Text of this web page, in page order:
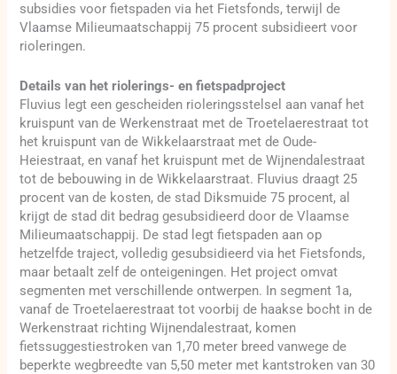
subsidies voor fietspaden via het Fietsfonds, terwijl de
Vlaamse Milieumaatschappij 75 procent subsidieert voor
rioleringen.
Details van het riolerings- en fietspadproject
Fluvius legt een gescheiden rioleringsstelsel aan vanaf het
kruispunt van de Werkenstraat met de Troetelaerestraat tot
het kruispunt van de Wikkelaarstraat met de Oude-
Heiestraat, en vanaf het kruispunt met de Wijnendalestraat
tot de bebouwing in de Wikkelaarstraat. Fluvius draagt 25
procent van de kosten, de stad Diksmuide 75 procent, al
krijgt de stad dit bedrag gesubsidieerd door de Vlaamse
Milieumaatschappij. De stad legt fietspaden aan op
hetzelfde traject, volledig gesubsidieerd via het Fietsfonds,
maar betaalt zelf de onteigeningen. Het project omvat
segmenten met verschillende ontwerpen. In segment 1a,
vanaf de Troetelaerestraat tot voorbij de haakse bocht in de
Werkenstraat richting Wijnendalestraat, komen
fietssuggestiestroken van 1,70 meter breed vanwege de
beperkte wegbreedte van 5,50 meter met kantstroken van 30